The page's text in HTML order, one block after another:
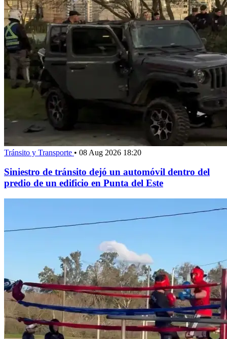
Tránsito y Transporte • 08 Aug 2026 18:20
Siniestro de tránsito dejó un automóvil dentro del
predio de un edificio en Punta del Este